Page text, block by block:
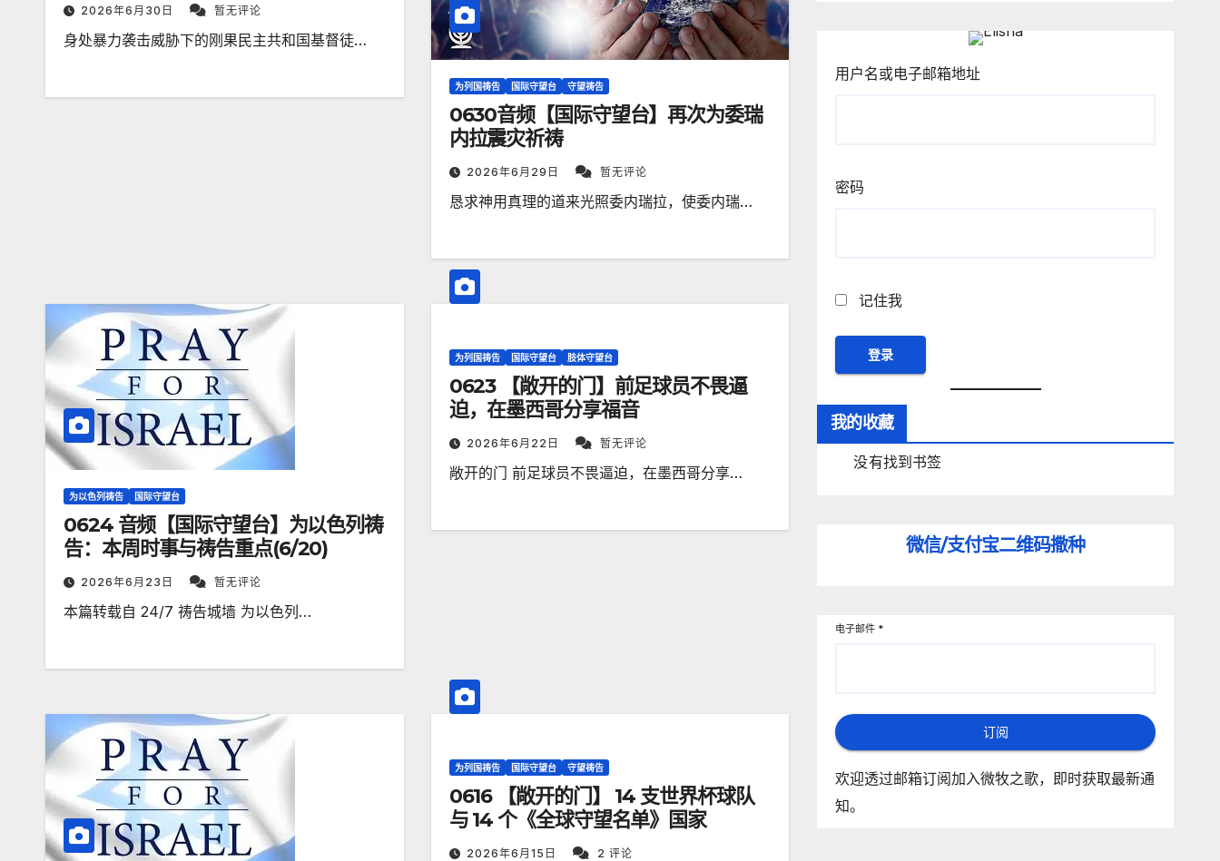
2026年6月30日 暂无评论
身处暴力袭击威胁下的刚果民主共和国基督徒…
为列国祷告 国际守望台 守望祷告
0630音频【国际守望台】再次为委瑞
内拉震灾祈祷
2026年6月29日 暂无评论
恳求神用真理的道来光照委内瑞拉，使委内瑞…
为以色列祷告 国际守望台
0624 音频【国际守望台】为以色列祷
告：本周时事与祷告重点(6/20)
2026年6月23日 暂无评论
本篇转载自 24/7 祷告城墙 为以色列…
为列国祷告 国际守望台 肢体守望台
0623 【敞开的门】前足球员不畏逼
迫，在墨西哥分享福音
2026年6月22日 暂无评论
敞开的门 前足球员不畏逼迫，在墨西哥分享…
为列国祷告 国际守望台 守望祷告
0616 【敞开的门】 14 支世界杯球队
与 14 个《全球守望名单》国家
2026年6月15日 2 评论
用户名或电子邮箱地址
密码
记住我
我的收藏
没有找到书签
微信/支付宝二维码撒种
电子邮件 *
订阅
欢迎透过邮箱订阅加入微牧之歌，即时获取最新通
知。